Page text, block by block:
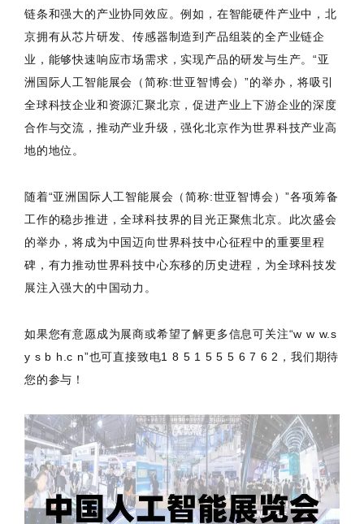
链条和强大的产业协同效应。例如，在智能硬件产业中，北
京拥有从芯片研发、传感器制造到产品组装的全产业链企
业，能够快速响应市场需求，实现产品的研发与生产。“亚
洲国际人工智能展会（简称:世亚智博会）”的举办，将吸引
全球科技企业和资源汇聚北京，促进产业上下游企业的深度
合作与交流，推动产业升级，强化北京作为世界科技产业高
地的地位。
随着“亚洲国际人工智能展会（简称:世亚智博会）”各项筹备
工作的稳步推进，全球科技界的目光正聚焦北京。此次盛会
的举办，将成为中国迈向世界科技中心征程中的重要里程
碑，有力推动世界科技中心东移的历史进程，为全球科技发
展注入强大的中国动力。
如果您有意愿成为展商或希望了解更多信息可关注“w w w.s
y s b h.c n”也可直接致电1 8 5 1 5 5 5 6 7 6 2，我们期待
您的参与！